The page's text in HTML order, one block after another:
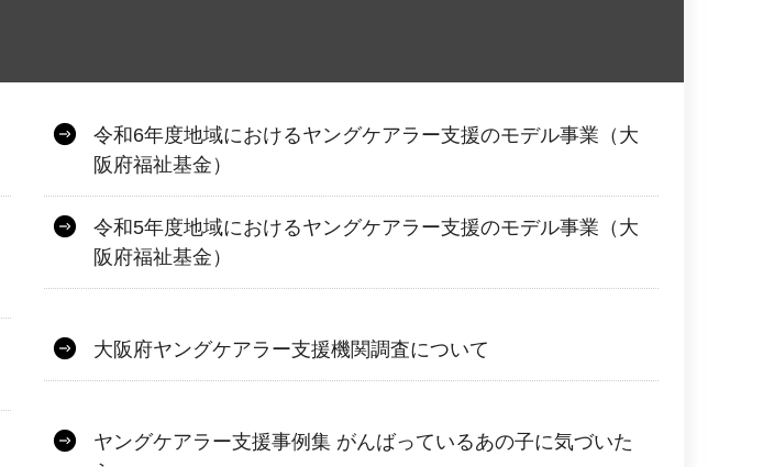
令和6年度地域におけるヤングケアラー支援のモデル事業（大
阪府福祉基金）
令和5年度地域におけるヤングケアラー支援のモデル事業（大
阪府福祉基金）
大阪府ヤングケアラー支援機関調査について
ヤングケアラー支援事例集 がんばっているあの子に気づいた